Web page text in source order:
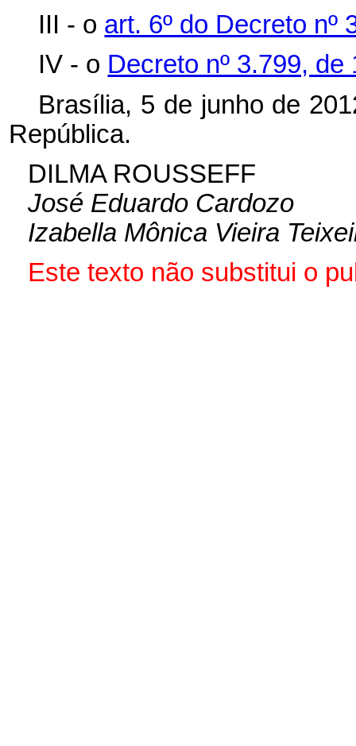
III - o art. 6º do Decreto
IV - o Decreto nº 3.799,
Brasília, 5 de junho de
República.
DILMA ROUSSEFF
José Eduardo Cardozo
Izabella Mônica Vieira
Este texto não substitui o